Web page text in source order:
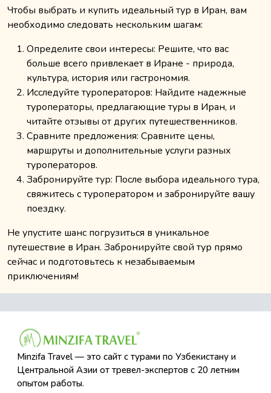
Чтобы выбрать и купить идеальный тур в Иран, вам
необходимо следовать нескольким шагам:
Определите свои интересы: Решите, что вас
больше всего привлекает в Иране - природа,
культура, история или гастрономия.
Исследуйте туроператоров: Найдите надежные
туроператоры, предлагающие туры в Иран, и
читайте отзывы от других путешественников.
Сравните предложения: Сравните цены,
маршруты и дополнительные услуги разных
туроператоров.
Забронируйте тур: После выбора идеального тура,
свяжитесь с туроператором и забронируйте вашу
поездку.
Не упустите шанс погрузиться в уникальное
путешествие в Иран. Забронируйте свой тур прямо
сейчас и подготовьтесь к незабываемым
приключениям!
Minzifa Travel — это сайт с турами по Узбекистану и
Центральной Азии от тревел-экспертов с 20 летним
опытом работы.